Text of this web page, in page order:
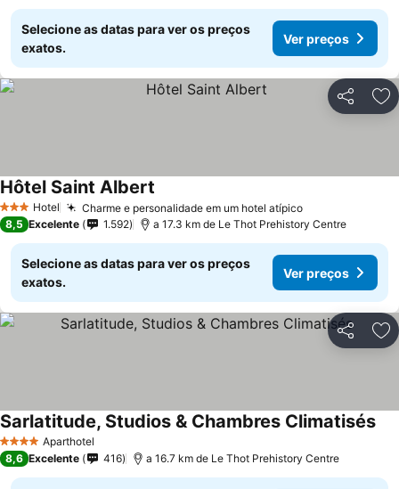
Selecione as datas para ver os preços
exatos.
Ver preços
Partilhar
3 EstrelasHotel Charme e personalidade em um hotel atípico
Hôtel Saint Albert
8,5 Excelente 1.592 a 17.3 km de Le Thot Prehistory Centre
Selecione as datas para ver os preços
exatos.
Ver preços
Partilhar
4 EstrelasAparthotel
Sarlatitude, Studios & Chambres Climatisés
8,6 Excelente 416 a 16.7 km de Le Thot Prehistory Centre